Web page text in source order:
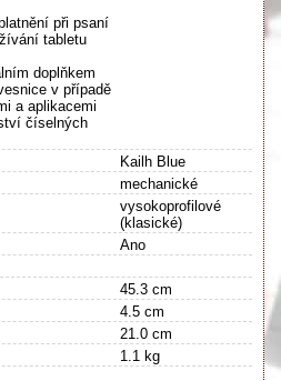
při psaní
tabletu
doplňkem
v případě
a aplikacemi
číselných
Kailh Blue
mechanické
vysokoprofilové
(klasické)
Ano
45.3 cm
4.5 cm
21.0 cm
1.1 kg